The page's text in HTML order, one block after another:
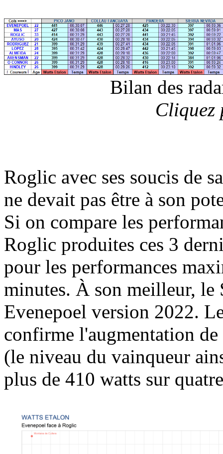
Bilan des
Roglic avec ses soucis de
ne devait pas être à son
Si on compare les
Roglic produites ces 3
pour les performances
minutes. À son meilleur, le
Evenepoel version 2022.
confirme l'augmentation
(le niveau du vainqueur
plus de 410 watts sur